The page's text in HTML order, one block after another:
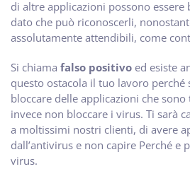
di altre applicazioni possono essere
dato che può riconoscerli,
assolutamente attendibili, come
Si chiama falso positivo ed esiste
questo ostacola il tuo lavoro perché
bloccare delle applicazioni che
invece non bloccare i virus. Ti sarà
a moltissimi nostri clienti, di avere
dall’antivirus e non capire Perché e
virus.